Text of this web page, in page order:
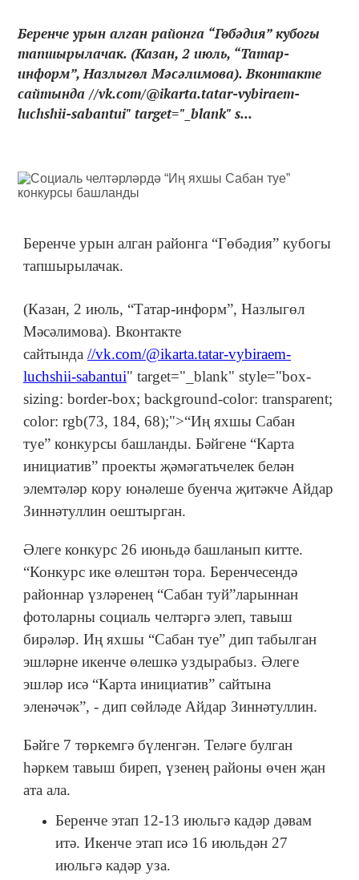
Беренче урын алган районга “Гөбәдия” кубогы
тапшырылачак. (Казан, 2 июль, “Татар-
информ”, Назлыгөл Мәсәлимова). Вконтакте
сайтында //vk.com/@ikarta.tatar-vybiraem-
luchshii-sabantui" target="_blank" s...
Беренче урын алган районга “Гөбәдия” кубогы
тапшырылачак.
(Казан, 2 июль, “Татар-информ”, Назлыгөл
Мәсәлимова). Вконтакте
сайтында //vk.com/@ikarta.tatar-vybiraem-
luchshii-sabantui" target="_blank" style="box-
sizing: border-box; background-color: transparent;
color: rgb(73, 184, 68);">“Иң яхшы Сабан
туе” конкурсы башланды. Бәйгене “Карта
инициатив” проекты җәмәгатьчелек белән
элемтәләр кору юнәлеше буенча җитәкче Айдар
Зиннәтуллин оештырган.
Әлеге конкурс 26 июньдә башланып китте.
“Конкурс ике өлештән тора. Беренчесендә
районнар үзләренең “Сабан туй”ларыннан
фотоларны социаль челтәргә элеп, тавыш
бирәләр. Иң яхшы “Сабан туе” дип табылган
эшләрне икенче өлешкә уздырабыз. Әлеге
эшләр исә “Карта инициатив” сайтына
эленәчәк”, - дип сөйләде Айдар Зиннәтуллин.
Бәйге 7 төркемгә бүленгән. Теләге булган
һәркем тавыш биреп, үзенең районы өчен җан
ата ала.
Беренче этап 12-13 июльгә кадәр дәвам
итә. Икенче этап исә 16 июльдән 27
июльгә кадәр уза.